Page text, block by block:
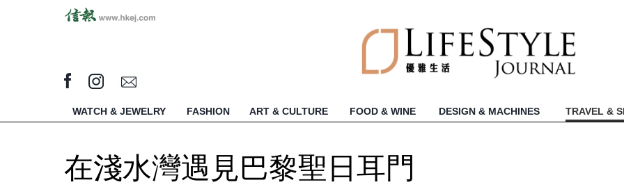
WATCH & JEWELRY FASHION ART & CULTURE FOOD & WINE DESIGN & MACHINES TRAVEL &
在淺水灣遇見巴黎聖日耳門